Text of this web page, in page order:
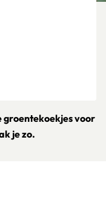
groentekoekjes voor
je zo.